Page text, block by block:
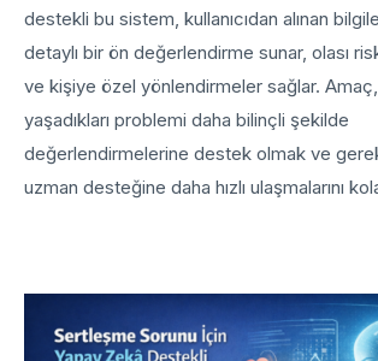
destekli bu sistem, kullanıcıdan alınan
detaylı bir ön değerlendirme sunar, olası
ve kişiye özel yönlendirmeler sağlar. Amaç,
yaşadıkları problemi daha bilinçli şekilde
değerlendirmelerine destek olmak ve
uzman desteğine daha hızlı ulaşmalarını